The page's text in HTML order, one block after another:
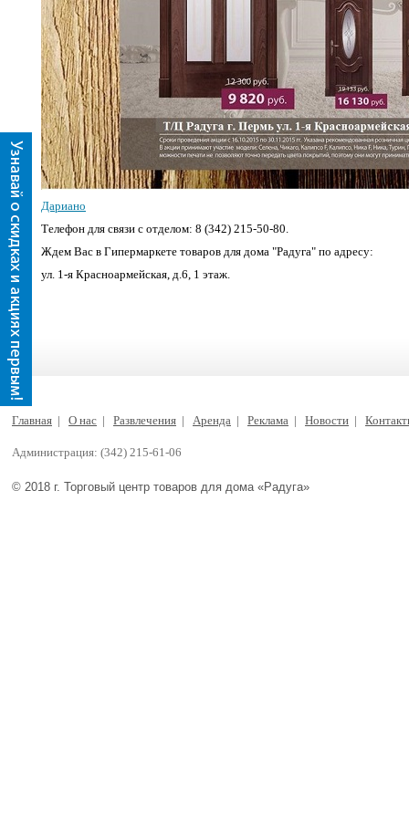
Дариано
Телефон для связи с отделом: 8 (342) 215-50-80.
Ждем Вас в Гипермаркете товаров для дома "Радуга" по адресу:
ул. 1-я Красноармейская, д.6, 1 этаж.
Администрация: (342) 215-61-06
© 2018 г. Торговый центр товаров для дома «Радуга»
Главная | О нас | Развлечения | Аренда | Реклама | Новости |